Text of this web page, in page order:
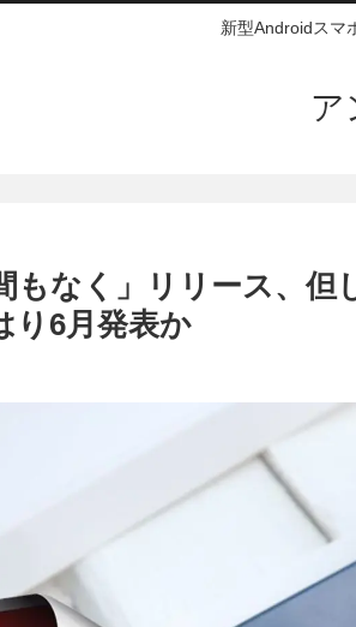
新型Androidスマ
ア
もなく」リリース、但
り6月発表か